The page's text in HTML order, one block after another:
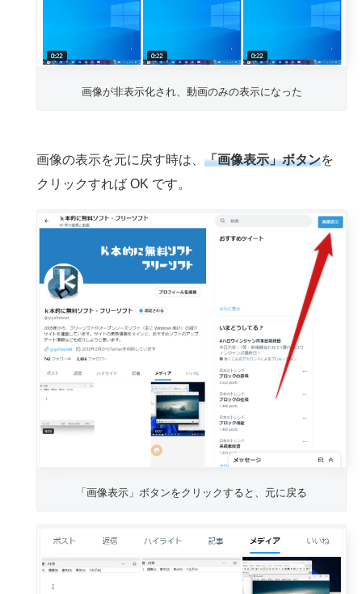
画像が非表示化され、動画のみの表示になった
画像の表示を元に戻す時は、「画像表示」ボタンを
クリックすれば OK です。
「画像表示」ボタンをクリックすると、元に戻る